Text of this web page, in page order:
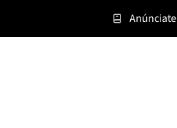
Anúnciate